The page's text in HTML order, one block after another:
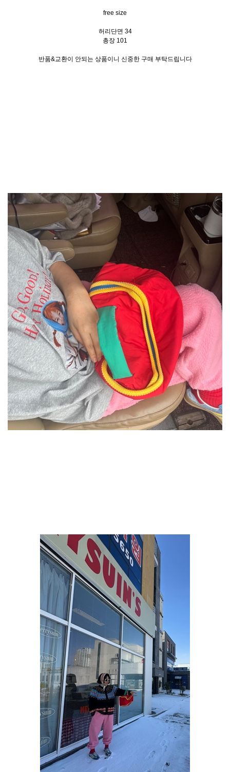
free size
허리단면 34
총장 101
반품&교환이 안되는 상품이니 신중한 구매 부탁드립니다